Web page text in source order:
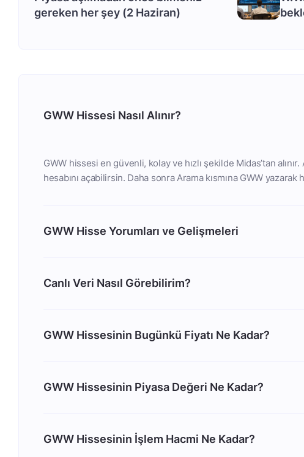
gereken her şey (2 Haziran)
GWW Hissesi Nasıl Alınır?
GWW hissesi en güvenli, kolay ve hızlı şekilde Midas’tan
hesabını açabilirsin. Daha sonra Arama kısmına GWW
GWW Hisse Yorumları ve Gelişmeleri
Canlı Veri Nasıl Görebilirim?
GWW Hissesinin Bugünkü Fiyatı Ne Kadar?
GWW Hissesinin Piyasa Değeri Ne Kadar?
GWW Hissesinin İşlem Hacmi Ne Kadar?